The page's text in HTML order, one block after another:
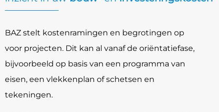
BAZ stelt kostenramingen en begrotingen op
voor projecten. Dit kan al vanaf de oriëntatiefase,
bijvoorbeeld op basis van een programma van
eisen, een vlekkenplan of schetsen en
tekeningen.